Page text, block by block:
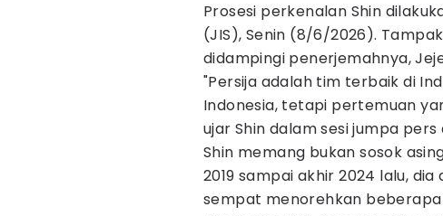
Prosesi perkenalan Shin
(JIS), Senin (8/6/2026).
didampingi penerjemahnya,
"Persija adalah tim terbaik di
Indonesia, tetapi pertemuan
ujar Shin dalam sesi jumpa pers
Shin memang bukan sosok
2019 sampai akhir 2024 lalu,
sempat menorehkan beberapa